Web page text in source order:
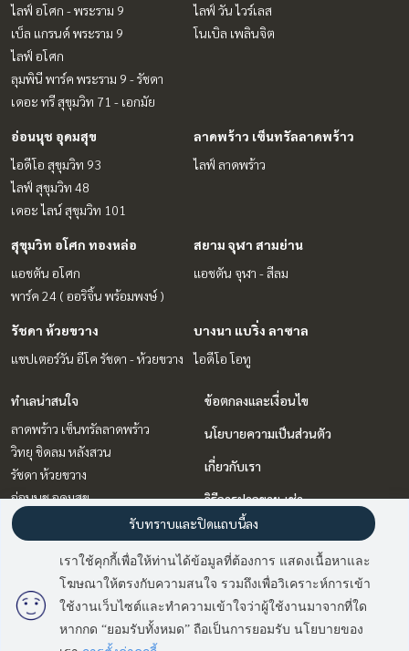
มี2คนกำลังดูประกาศนี้
ไลฟ์ อโศก - พระราม 9
เบ็ล แกรนด์ พระราม 9
ไลฟ์ อโศก
ลุมพินี พาร์ค พระราม 9 - รัชดา
เดอะ ทรี สุขุมวิท 71 - เอกมัย
ไลฟ์ วัน ไวร์เลส
โนเบิล เพลินจิต
อ่อนนุช อุดมสุข
ไอดีโอ สุขุมวิท 93
ไลฟ์ สุขุมวิท 48
เดอะ ไลน์ สุขุมวิท 101
ลาดพร้าว เซ็นทรัลลาดพร้าว
ไลฟ์ ลาดพร้าว
สุขุมวิท อโศก ทองหล่อ
แอชตัน อโศก
พาร์ค 24 ( ออริจิ้น พร้อมพงษ์ )
สยาม จุฬา สามย่าน
แอชตัน จุฬา - สีลม
รัชดา ห้วยขวาง
แชปเตอร์วัน อีโค รัชดา - ห้วยขวาง
บางนา แบริ่ง ลาซาล
ไอดีโอ โอทู
ทำเลน่าสนใจ
ลาดพร้าว เซ็นทรัลลาดพร้าว
วิทยุ ชิดลม หลังสวน
รัชดา ห้วยขวาง
อ่อนนุช อุดมสุข
สยาม จุฬา สามย่าน
สุขุมวิท อโศก ทองหล่อ
พระราม 9 เพชรบุรีตัดใหม่ RCA
บางนา แบริ่ง ลาซาล
ข้อตกลงและเงื่อนไข
นโยบายความเป็นส่วนตัว
เกี่ยวกับเรา
วิธีการฝากขาย-เช่า
ติดต่อ
เราใช้คุกกี้เพื่อให้ท่านได้ข้อมูลที่ต้องการ แสดงเนื้อหาและ
โฆษณาให้ตรงกับความสนใจ รวมถึงเพื่อวิเคราะห์การเข้า
ใช้งานเว็บไซต์และทำความเข้าใจว่าผู้ใช้งานมาจากที่ใด
หากกด “ยอมรับทั้งหมด” ถือเป็นการยอมรับ นโยบายของ
รับทราบและปิดแถบนี้ลง